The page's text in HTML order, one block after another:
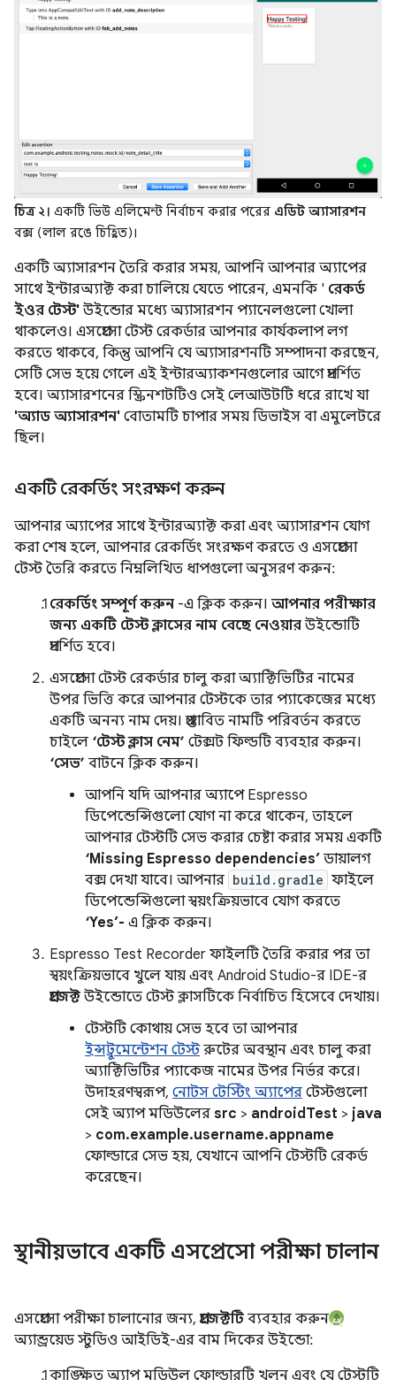
চিত্র ২। একটি ভিউ এলিমেন্ট নির্বাচন করার পরের এডিট অ্যাসারশন
বক্স (লাল রঙে চিহ্নিত)।
একটি অ্যাসারশন তৈরি করার সময়, আপনি আপনার অ্যাপের
সাথে ইন্টারঅ্যাক্ট করা চালিয়ে যেতে পারেন, এমনকি ' রেকর্ড
ইওর টেস্ট' উইন্ডোর মধ্যে অ্যাসারশন প্যানেলগুলো খোলা
থাকলেও। এসপ্রেসো টেস্ট রেকর্ডার আপনার কার্যকলাপ লগ
করতে থাকবে, কিন্তু আপনি যে অ্যাসারশনটি সম্পাদনা করছেন,
সেটি সেভ হয়ে গেলে এই ইন্টারঅ্যাকশনগুলোর আগে প্রদর্শিত
হবে। অ্যাসারশনের স্ক্রিনশটটিও সেই লেআউটটি ধরে রাখে যা
'অ্যাড অ্যাসারশন' বোতামটি চাপার সময় ডিভাইস বা এমুলেটরে
ছিল।
একটি রেকর্ডিং সংরক্ষণ করুন
আপনার অ্যাপের সাথে ইন্টারঅ্যাক্ট করা এবং অ্যাসারশন যোগ
করা শেষ হলে, আপনার রেকর্ডিং সংরক্ষণ করতে ও এসপ্রেসো
টেস্ট তৈরি করতে নিম্নলিখিত ধাপগুলো অনুসরণ করুন:
রেকর্ডিং সম্পূর্ণ করুন -এ ক্লিক করুন।আপনার পরীক্ষার
জন্য একটি টেস্ট ক্লাসের নাম বেছে নেওয়ার উইন্ডোটি
প্রদর্শিত হবে।
এসপ্রেসো টেস্ট রেকর্ডার চালু করা অ্যাক্টিভিটির নামের
উপর ভিত্তি করে আপনার টেস্টকে তার প্যাকেজের মধ্যে
একটি অনন্য নাম দেয়। প্রস্তাবিত নামটি পরিবর্তন করতে
চাইলে ‘টেস্ট ক্লাস নেম’ টেক্সট ফিল্ডটি ব্যবহার করুন।
‘সেভ’ বাটনে ক্লিক করুন।
আপনি যদি আপনার অ্যাপে Espresso
ডিপেন্ডেন্সিগুলো যোগ না করে থাকেন, তাহলে
আপনার টেস্টটি সেভ করার চেষ্টা করার সময় একটি
‘Missing Espresso dependencies’ ডায়ালগ
বক্স দেখা যাবে। আপনার build.gradle ফাইলে
ডিপেন্ডেন্সিগুলো স্বয়ংক্রিয়ভাবে যোগ করতে
‘Yes’- এ ক্লিক করুন।
Espresso Test Recorder ফাইলটি তৈরি করার পর তা
স্বয়ংক্রিয়ভাবে খুলে যায় এবং Android Studio-র IDE-র
প্রজেক্ট উইন্ডোতে টেস্ট ক্লাসটিকে নির্বাচিত হিসেবে দেখায়।
টেস্টটি কোথায় সেভ হবে তা আপনার
ইন্সট্রুমেন্টেশন টেস্টরুটের অবস্থান এবং চালু করা
অ্যাক্টিভিটির প্যাকেজ নামের উপর নির্ভর করে।
উদাহরণস্বরূপ, নোটস টেস্টিং অ্যাপের টেস্টগুলো
সেই অ্যাপ মডিউলের src > androidTest > java
> com.example.username.appname
ফোল্ডারে সেভ হয়, যেখানে আপনি টেস্টটি রেকর্ড
করেছেন।
স্থানীয়ভাবে একটি এসপ্রেসো পরীক্ষা চালান
এসপ্রেসো পরীক্ষা চালানোর জন্য, প্রজেক্টটি ব্যবহার করুন
অ্যান্ড্রয়েড স্টুডিও আইডিই-এর বাম দিকের উইন্ডো:
কাঙ্ক্ষিত অ্যাপ মডিউল ফোল্ডারটি খুলুন এবং যে টেস্টটি